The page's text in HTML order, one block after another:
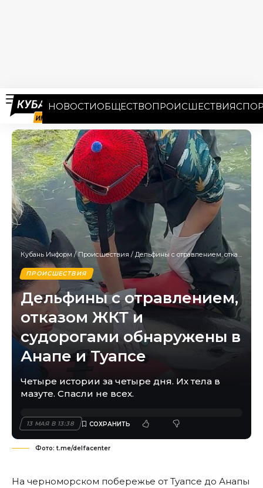
НОВОСТИОБЩЕСТВОПРОИСШЕСТВИЯ
Кубань Информ /Происшествия / Дельфины с отравлением, отказом ЖКТ и судорогами обнаружены в Анапе и Туапсе
ПРОИСШЕСТВИЯ
Дельфины с отравлением,
отказом ЖКТ и
судорогами обнаружены в
Анапе и Туапсе
Четыре истории за четыре дня. Их тела в
мазуте. Спасли не всех.
13 МАЯ В 13:38
Фото: t.me/delfacenter
На черноморском побережье от Туапсе до Анапы